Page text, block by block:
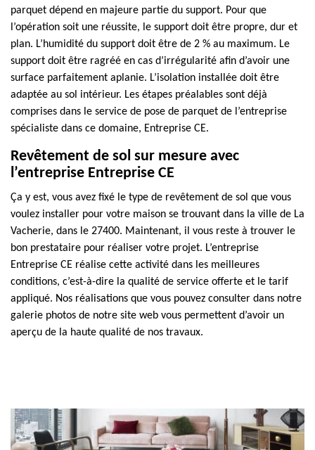
parquet dépend en majeure partie du support. Pour que
l’opération soit une réussite, le support doit être propre, dur et
plan. L’humidité du support doit être de 2 % au maximum. Le
support doit être ragréé en cas d’irrégularité afin d’avoir une
surface parfaitement aplanie. L’isolation installée doit être
adaptée au sol intérieur. Les étapes préalables sont déjà
comprises dans le service de pose de parquet de l’entreprise
spécialiste dans ce domaine, Entreprise CE.
Revêtement de sol sur mesure avec
l’entreprise Entreprise CE
Ça y est, vous avez fixé le type de revêtement de sol que vous
voulez installer pour votre maison se trouvant dans la ville de La
Vacherie, dans le 27400. Maintenant, il vous reste à trouver le
bon prestataire pour réaliser votre projet. L’entreprise
Entreprise CE réalise cette activité dans les meilleures
conditions, c’est-à-dire la qualité de service offerte et le tarif
appliqué. Nos réalisations que vous pouvez consulter dans notre
galerie photos de notre site web vous permettent d’avoir un
aperçu de la haute qualité de nos travaux.